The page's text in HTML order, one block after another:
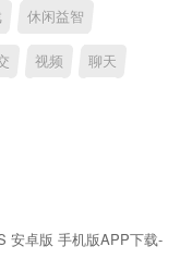
休闲益智
视频 聊天
安卓版 手机版APP下载-